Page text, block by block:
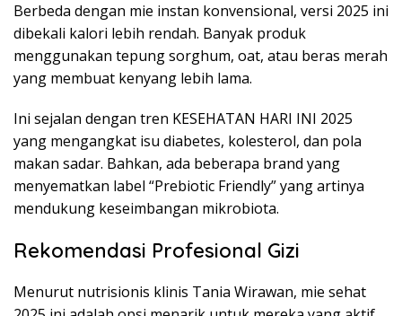
Berbeda dengan mie instan konvensional, versi 2025 ini
dibekali kalori lebih rendah. Banyak produk
menggunakan tepung sorghum, oat, atau beras merah
yang membuat kenyang lebih lama.
Ini sejalan dengan tren KESEHATAN HARI INI 2025
yang mengangkat isu diabetes, kolesterol, dan pola
makan sadar. Bahkan, ada beberapa brand yang
menyematkan label “Prebiotic Friendly” yang artinya
mendukung keseimbangan mikrobiota.
Rekomendasi Profesional Gizi
Menurut nutrisionis klinis Tania Wirawan, mie sehat